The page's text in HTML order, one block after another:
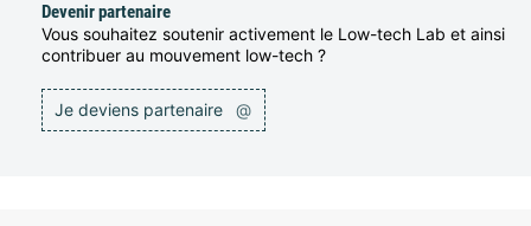
Devenir partenaire
Vous souhaitez soutenir activement le Low-tech Lab et ainsi
contribuer au mouvement low-tech ?
Je deviens partenaire @